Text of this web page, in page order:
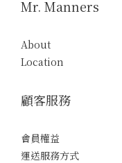
Mr. Manners
About
Location
顧客服務
會員權益
運送服務方式